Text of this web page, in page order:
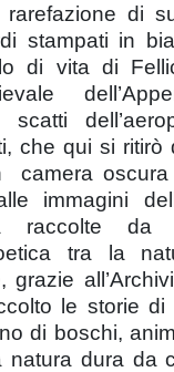
rarefazione di
stampati in
di vita di
che qui si ritirò
camera
immagini
raccolte da
tra la
grazie
le storie di
di boschi,
natura dura da